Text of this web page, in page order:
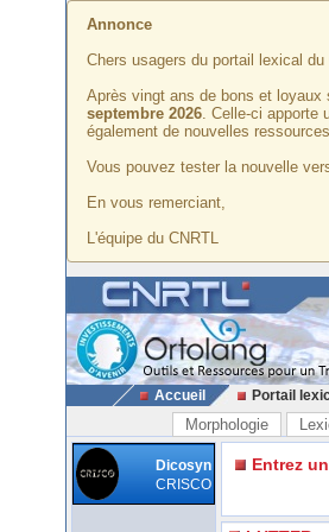
Annonce
Chers usagers du portail lexical du
Après vingt ans de bons et loyaux
septembre 2026. Celle-ci apporte
également de nouvelles
Vous pouvez tester la nouvelle
En vous remerciant,
L'équipe du CNRTL
Accueil Portail
Morphologie
Dicosyn
CRISCO
Entrez